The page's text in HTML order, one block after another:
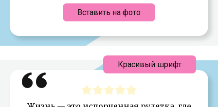
Вставить на фото
Красивый шрифт